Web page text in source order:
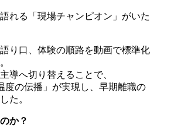
れる「現場チャンピオン」がいた
り口、体験の順路を動画で標準化
導へ切り替えることで、
度の伝播」が実現し、早期離職の
た。
か？